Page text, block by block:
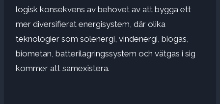
logisk konsekvens av behovet av att bygga ett
mer diversifierat energisystem, där olika
teknologier som solenergi, vindenergi, biogas,
biometan, batterilagringssystem och vätgas i sig
kommer att samexistera.